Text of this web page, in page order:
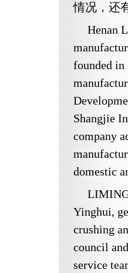
情况，还
Henan
founded in
Shangjie
company
domestic
Yinghui,
crushing
council
service